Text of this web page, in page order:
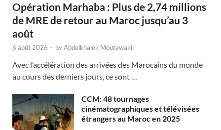
Opération Marhaba : Plus de 2,74 millions
de MRE de retour au Maroc jusqu’au 3
août
6 août 2026 - byAbdelkhalek Moutawakil
Avec l’accélération des arrivées des Marocains du monde
au cours des derniers jours, ce sont …
CCM: 48 tournages
cinématographiques et télévisées
étrangers au Maroc en 2025